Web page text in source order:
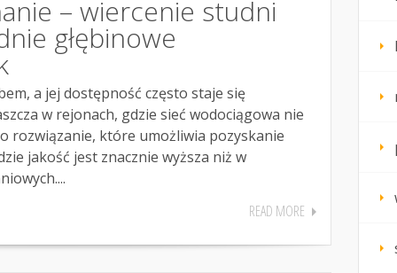
– wiercenie studni
głębinowe
a jej dostępność często staje się
w rejonach, gdzie sieć wodociągowa nie
rozwiązanie, które umożliwia pozyskanie
jakość jest znacznie wyższa niż w
READ MORE